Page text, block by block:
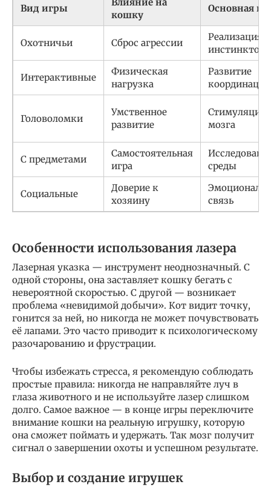
Вид игры
кошку
Основная
Охотничьи Сброс агрессии
Реализация
инстинктов
Интерактивные
Физическая
нагрузка
Развитие
координации
Головоломки
Умственное
развитие
Стимуляция
мозга
С предметами
Самостоятельная
игра
среды
Социальные
Доверие к
хозяину
связь
Особенности использования лазера
Лазерная указка — инструмент неоднозначный. С
одной стороны, она заставляет кошку бегать с
невероятной скоростью. С другой — возникает
проблема «невидимой добычи». Кот видит точку,
гонится за ней, но никогда не может почувствовать
её лапами. Это часто приводит к психологическому
разочарованию и фрустрации.
Чтобы избежать стресса, я рекомендую соблюдать
простые правила: никогда не направляйте луч в
глаза животного и не используйте лазер слишком
долго. Самое важное — в конце игры переключите
внимание кошки на реальную игрушку, которую
она сможет поймать и удержать. Так мозг получит
сигнал о завершении охоты и успешном результате.
Выбор и создание игрушек